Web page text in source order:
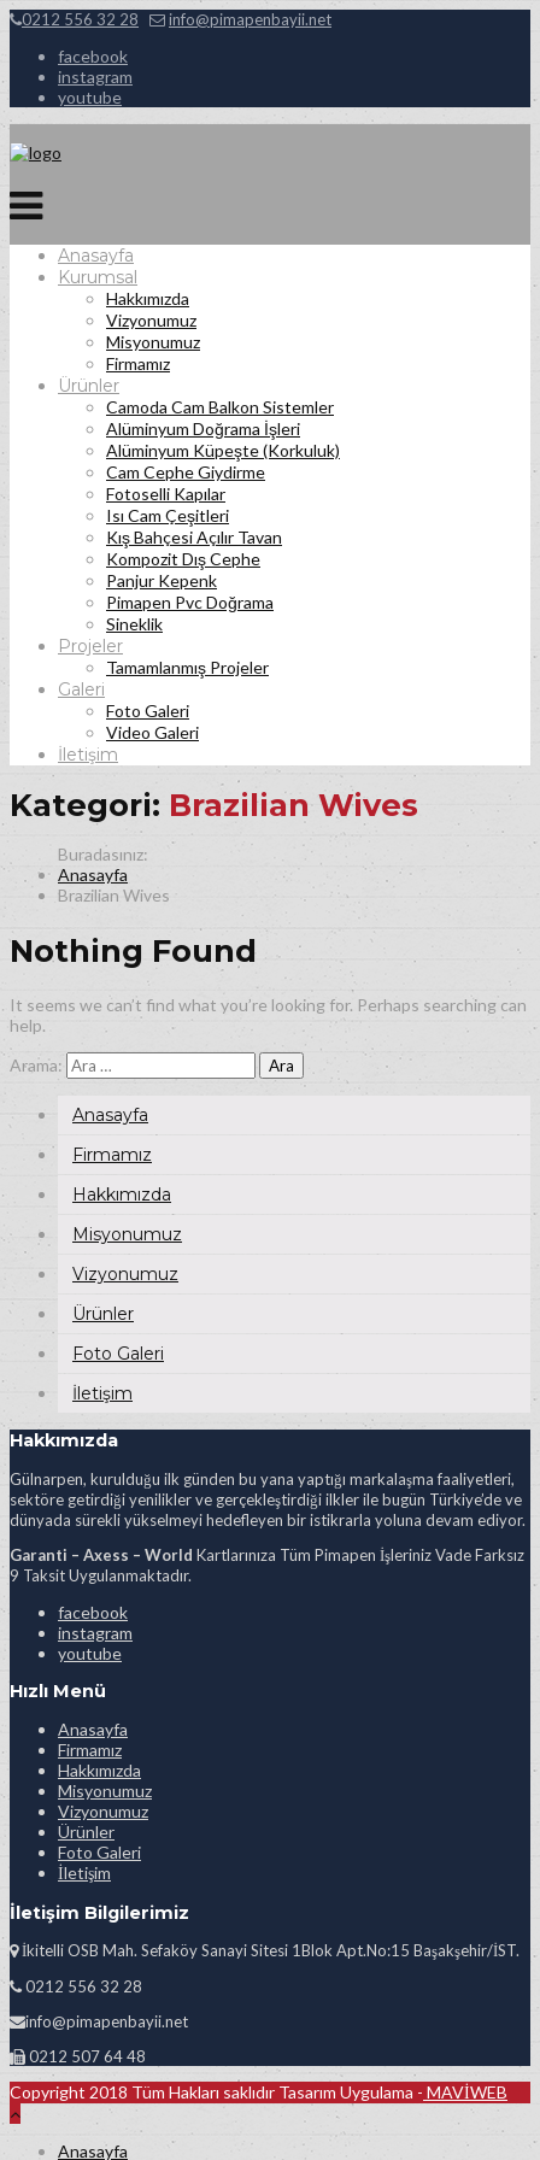
0212 556 32 28 info@pimapenbayii.net
facebook
instagram
youtube
Anasayfa
Kurumsal
Hakkımızda
Vizyonumuz
Misyonumuz
Firmamız
Ürünler
Camoda Cam Balkon Sistemler
Alüminyum Doğrama İşleri
Alüminyum Küpeşte (Korkuluk)
Cam Cephe Giydirme
Fotoselli Kapılar
Isı Cam Çeşitleri
Kış Bahçesi Açılır Tavan
Kompozit Dış Cephe
Panjur Kepenk
Pimapen Pvc Doğrama
Sineklik
Projeler
Tamamlanmış Projeler
Galeri
Foto Galeri
Video Galeri
İletişim
Kategori: Brazilian Wives
Anasayfa
Brazilian Wives
Nothing Found
It seems we can’t find what you’re looking for. Perhaps searching can
help.
Arama:
Anasayfa
Firmamız
Hakkımızda
Misyonumuz
Vizyonumuz
Ürünler
Foto Galeri
İletişim
Hakkımızda
Gülnarpen, kurulduğu ilk günden bu yana yaptığı markalaşma faaliyetleri,
sektöre getirdiği yenilikler ve gerçekleştirdiği ilkler ile bugün Türkiye’de ve
dünyada sürekli yükselmeyi hedefleyen bir istikrarla yoluna devam ediyor.
Garanti – Axess – World Kartlarınıza Tüm Pimapen İşleriniz Vade Farksız
9 Taksit Uygulanmaktadır.
facebook
instagram
youtube
Hızlı Menü
Anasayfa
Firmamız
Hakkımızda
Misyonumuz
Vizyonumuz
Ürünler
Foto Galeri
İletişim
İletişim Bilgilerimiz
İkitelli OSB Mah. Sefaköy Sanayi Sitesi 1Blok Apt.No:15 Başakşehir/İST.
0212 556 32 28
info@pimapenbayii.net
0212 507 64 48
Copyright 2018 Tüm Hakları saklıdır Tasarım Uygulama - MAVİWEB
Anasayfa